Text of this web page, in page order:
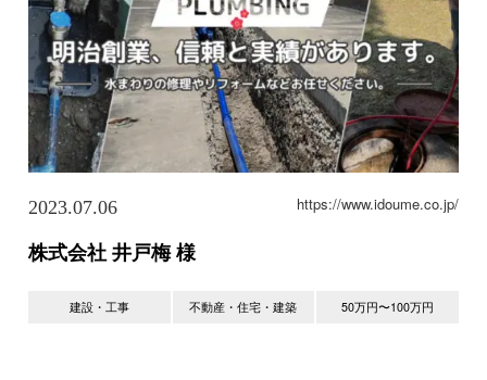
2023.07.06 https://www.idoume.co.jp/
株式会社 井戸梅 様
建設・工事 不動産・住宅・建築 50万円〜100万円